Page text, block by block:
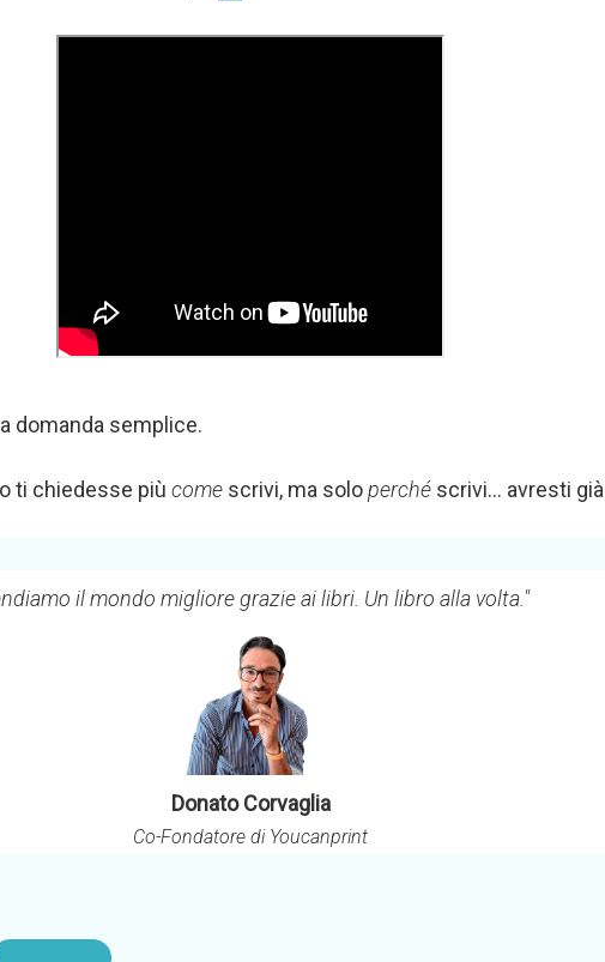
domanda semplice.
ti chiedesse più come scrivi, ma soloperché scrivi… avresti
il mondo migliore grazie ai libri. Un libro alla volta."
Donato Corvaglia
Co-Fondatore di Youcanprint